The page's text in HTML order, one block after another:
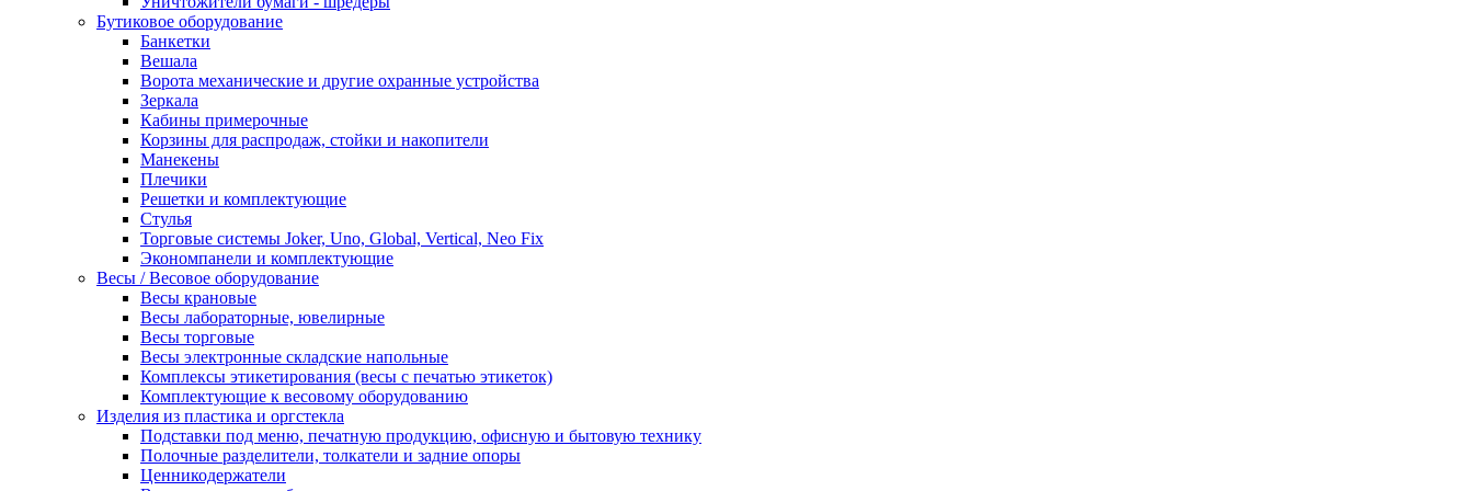
Бутиковое оборудование
Банкетки
Вешала
Ворота механические и другие охранные устройства
Зеркала
Кабины примерочные
Корзины для распродаж, стойки и накопители
Манекены
Плечики
Решетки и комплектующие
Стулья
Торговые системы Joker, Uno, Global, Vertical, Neo Fix
Экономпанели и комплектующие
Весы / Весовое оборудование
Весы крановые
Весы лабораторные, ювелирные
Весы торговые
Весы электронные складские напольные
Комплексы этикетирования (весы с печатью этикеток)
Комплектующие к весовому оборудованию
Изделия из пластика и оргстекла
Подставки под меню, печатную продукцию, офисную и бытовую технику
Полочные разделители, толкатели и задние опоры
Ценникодержатели